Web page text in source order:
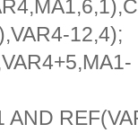
12,4);
AND